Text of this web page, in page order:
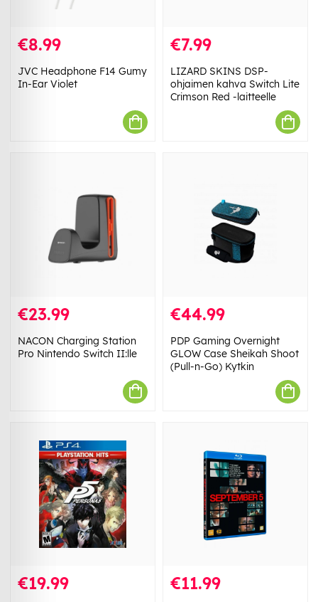
€8.99
JVC Headphone F14 Gumy
In-Ear Violet
€7.99
LIZARD SKINS DSP-
ohjaimen kahva Switch Lite
Crimson Red -laitteelle
€23.99
NACON Charging Station
Pro Nintendo Switch II:lle
€44.99
PDP Gaming Overnight
GLOW Case Sheikah Shoot
(Pull-n-Go) Kytkin
€19.99 €11.99